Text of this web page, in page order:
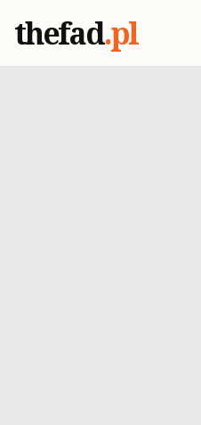
thefad.pl